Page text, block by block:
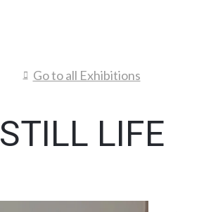
Go to all Exhibitions
STILL LIFE